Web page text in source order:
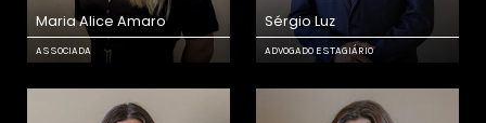
Maria Alice Amaro
ASSOCIADA
Sérgio Luz
ADVOGADO ESTAGIÁRIO